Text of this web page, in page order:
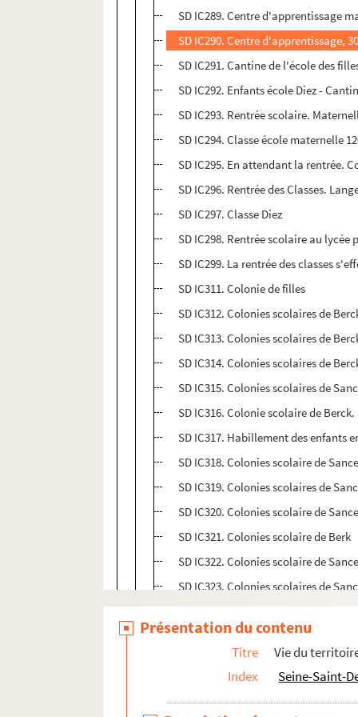
SD IC289. Centre d'apprentissage
SD IC290. Centre d'apprentissage,
SD IC291. Cantine de l'école des
SD IC292. Enfants école Diez -
SD IC293. Rentrée scolaire.
SD IC294. Classe école maternelle
SD IC295. En attendant la rentrée.
SD IC296. Rentrée des Classes.
SD IC297. Classe Diez
SD IC298. Rentrée scolaire au lycée
SD IC299. La rentrée des classes
SD IC311. Colonie de filles
SD IC312. Colonies scolaires de
SD IC313. Colonies scolaires de
SD IC314. Colonies scolaires de
SD IC315. Colonies scolaires de
SD IC316. Colonie scolaire de
SD IC317. Habillement des enfants
SD IC318. Colonies scolaire de
SD IC319. Colonies scolaires de
SD IC320. Colonies scolaire de
SD IC321. Colonies scolaire de Berk
SD IC322. Colonies scolaire de
SD IC323. Colonies scolaires de
SD IC324. Colonies scolaires de
SD IC325. Habillement des enfants
SD IC326. Tenue des enfants
SD IC211. Inauguration des écoles
Présentation du contenu
Titre
Vie du
Index
Seine-Saint-